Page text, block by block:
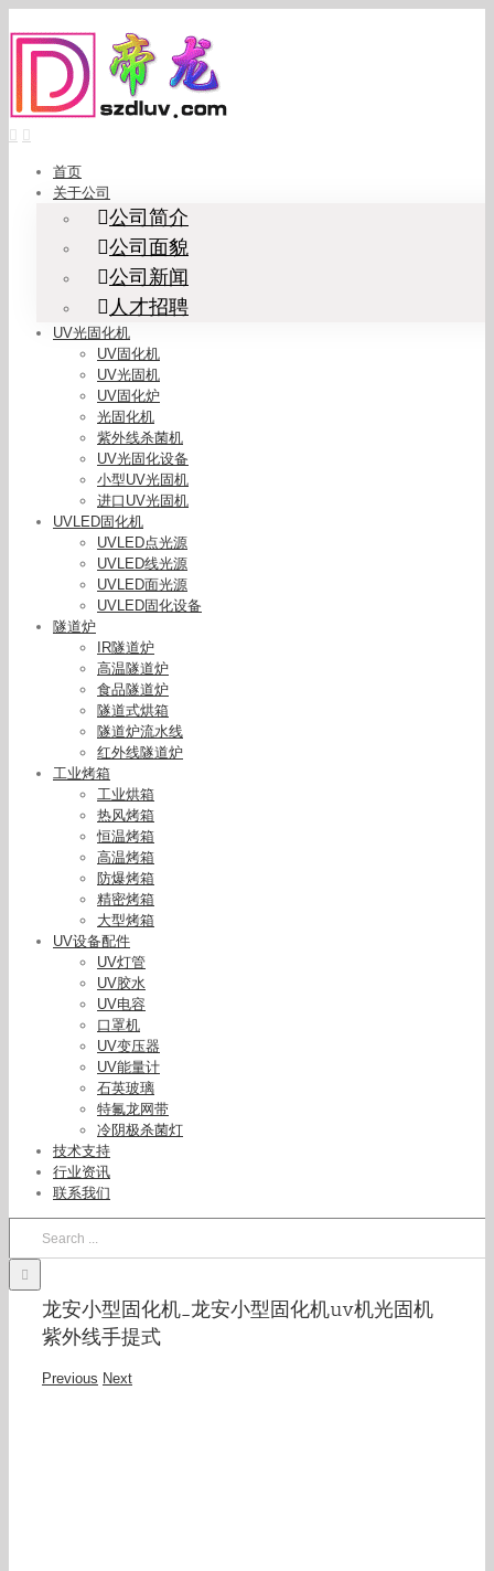
to
content
首页
关于公司
公司简介
公司面貌
公司新闻
人才招聘
UV光固化机
UV固化机
UV光固机
UV固化炉
光固化机
紫外线杀菌机
UV光固化设备
小型UV光固机
进口UV光固机
UVLED固化机
UVLED点光源
UVLED线光源
UVLED面光源
UVLED固化设备
隧道炉
IR隧道炉
高温隧道炉
食品隧道炉
隧道式烘箱
隧道炉流水线
红外线隧道炉
工业烤箱
工业烘箱
热风烤箱
恒温烤箱
高温烤箱
防爆烤箱
精密烤箱
大型烤箱
UV设备配件
UV灯管
UV胶水
UV电容
口罩机
UV变压器
UV能量计
石英玻璃
特氟龙网带
冷阴极杀菌灯
技术支持
行业资讯
联系我们
龙安小型固化机_龙安小型固化机uv机光固机
紫外线手提式
Previous Next